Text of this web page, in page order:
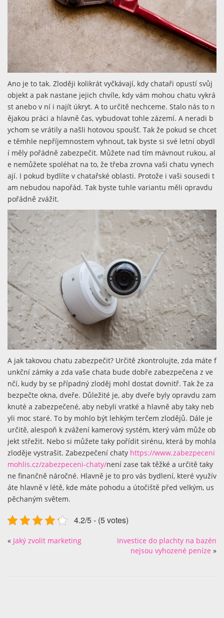
Ano je to tak. Zloději kolikrát vyčkávají, kdy chataři opustí svůj
objekt a pak nastane jejich chvíle, kdy vám mohou chatu vykrá
st anebo v ní i najít úkryt. A to určitě nechceme. Stalo nás to n
ějakou práci a hlavně čas, vybudovat tohle zázemí. A neradi b
ychom se vrátily a našli hotovou spoušť. Tak že pokud se chcet
e těmhle nepříjemnostem vyhnout, tak byste si své letní obydl
í měly pořádně zabezpečit. Můžete nad tím mávnout rukou, al
e nemůžete spoléhat na to, že třeba zrovna vaši chatu vynech
ají. I pokud bydlíte v chatařské oblasti. Protože i vaši sousedi t
am nebudou napořád. Tak byste tuhle variantu měli opravdu
pořádně zvážit.
A jak takovou chatu zabezpečit? Určitě zkontrolujte, zda máte f
unkční zámky a zda vaše chata bude dobře zabezpečena z ve
nčí, kudy by se případný zloděj mohl dostat dovnitř. Tak že za
bezpečte okna, dveře. Důležité je, aby dveře byly opravdu zam
knuté a zabezpečené, aby nebyli vratké a hlavně aby taky neb
yli moc staré. To by mohlo být lehkým terčem zlodějů. Dále je
určitě, alespoň k zvážení kamerový systém, který vám může ob
jekt střežit. Nebo si můžete taky pořídit sirénu, která by mohla
zloděje vystrašit. Zabezpečení chaty https://www.zabezpeceni
mohlis.cz/zabezpeceni-chaty/není zase tak těžké a určitě taky
ne finančně náročné. Hlavně je to pro vás bydlení, které využív
áte hlavně v létě, kde máte pohodu a útočiště před velkým, us
pěchaným světem.
4.2/5 - (5 votes)
« Jaký zvolit marketing
Investice do plachty na bazén
nejsou vyhozené peníze »